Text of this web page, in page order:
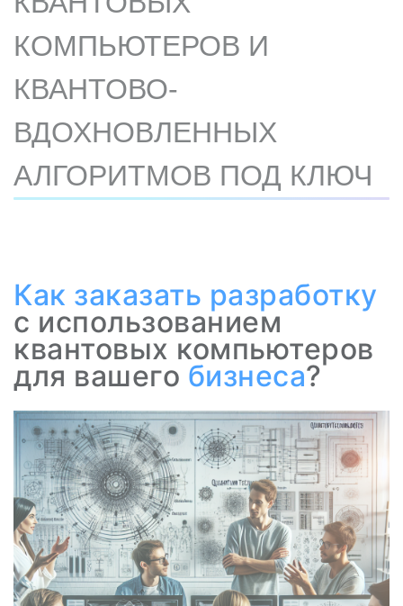
КОМПЬЮТЕРОВ И
КВАНТОВО-
ВДОХНОВЛЕННЫХ
АЛГОРИТМОВ ПОД КЛЮЧ
Как заказать разработку
с использованием
квантовых компьютеров
для вашего бизнеса?